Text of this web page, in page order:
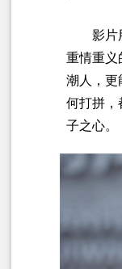
影片
重情重义
潮人，更
何打拼，
子之心。